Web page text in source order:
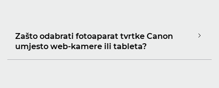
Zašto odabrati fotoaparat tvrtke Canon
umjesto web-kamere ili tableta?